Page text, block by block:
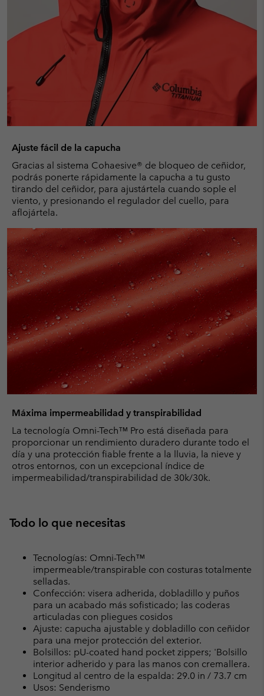
Ajuste fácil de la capucha
Gracias al sistema Cohaesive® de bloqueo de ceñidor,
podrás ponerte rápidamente la capucha a tu gusto
tirando del ceñidor, para ajustártela cuando sople el
viento, y presionando el regulador del cuello, para
aflojártela.
Máxima impermeabilidad y transpirabilidad
La tecnología Omni-Tech™ Pro está diseñada para
proporcionar un rendimiento duradero durante todo el
día y una protección fiable frente a la lluvia, la nieve y
otros entornos, con un excepcional índice de
impermeabilidad/transpirabilidad de 30k/30k.
Todo lo que necesitas
Tecnologías: Omni-Tech™
impermeable/transpirable con costuras totalmente
selladas.
Confección: visera adherida, dobladillo y puños
para un acabado más sofisticado; las coderas
articuladas con pliegues cosidos
Ajuste: capucha ajustable y dobladillo con ceñidor
para una mejor protección del exterior.
Bolsillos: pU-coated hand pocket zippers; 'Bolsillo
interior adherido y para las manos con cremallera.
Longitud al centro de la espalda: 29.0 in / 73.7 cm
Usos: Senderismo